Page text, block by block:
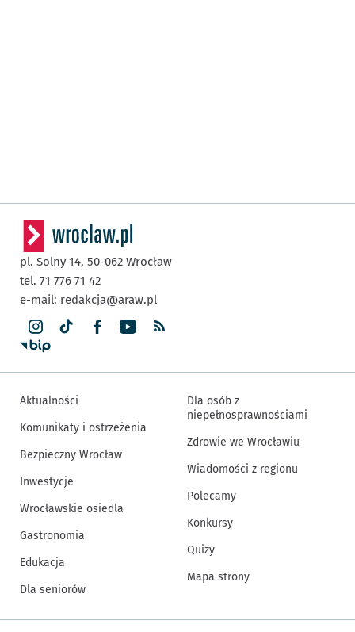
pl. Solny 14, 50-062 Wrocław
tel. 71 776 71 42
e-mail: redakcja@araw.pl
Aktualności
Komunikaty i ostrzeżenia
Bezpieczny Wrocław
Inwestycje
Wrocławskie osiedla
Gastronomia
Edukacja
Dla seniorów
Dla osób z
niepełnosprawnościami
Zdrowie we Wrocławiu
Wiadomości z regionu
Polecamy
Konkursy
Quizy
Mapa strony